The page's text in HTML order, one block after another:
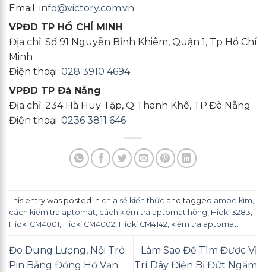
Email: info@victory.com.vn
VPĐD TP HỒ CHÍ MINH
Địa chỉ: Số 91 Nguyễn Bỉnh Khiêm, Quận 1, Tp Hồ Chí
Minh
Điện thoại: 028 3910 4694
VPĐD TP Đà Nẵng
Địa chỉ: 234 Hà Huy Tập, Q Thanh Khê, TP.Đà Nẵng
Điện thoại: 0236 3811 646
This entry was posted in chia sẻ kiến thức and tagged ampe kìm
cách kiểm tra aptomat cách kiểm tra aptomat hỏng Hioki 3283
Hioki CM4001 Hioki CM4002 Hioki CM4142 kiểm tra aptomat
Đo Dung Lượng, Nội Trở
Pin Bằng Đồng Hồ Vạn
Làm Sao Để Tìm Được Vị
Trí Dây Điện Bị Đứt Ngầm